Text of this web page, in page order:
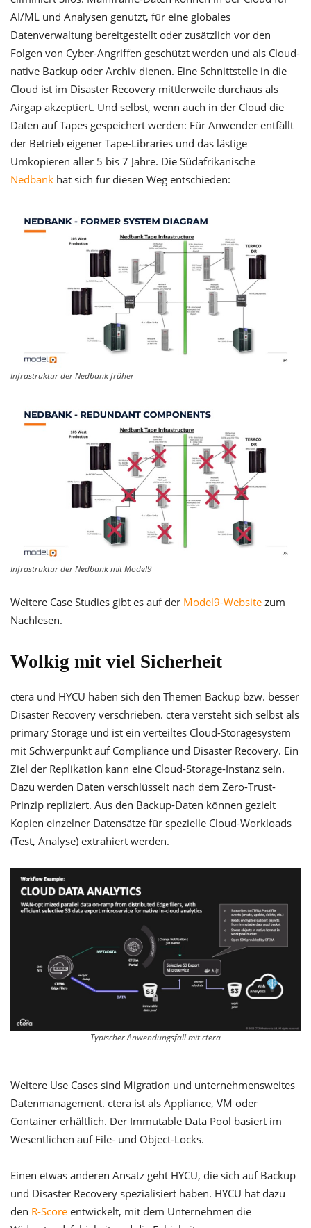
AI/ML und Analysen genutzt, für eine globales
Datenverwaltung bereitgestellt oder zusätzlich vor den
Folgen von Cyber-Angriffen geschützt werden und als Cloud-
native Backup oder Archiv dienen. Eine Schnittstelle in die
Cloud ist im Disaster Recovery mittlerweile durchaus als
Airgap akzeptiert. Und selbst, wenn auch in der Cloud die
Daten auf Tapes gespeichert werden: Für Anwender entfällt
der Betrieb eigener Tape-Libraries und das lästige
Umkopieren aller 5 bis 7 Jahre. Die Südafrikanische
Nedbank hat sich für diesen Weg entschieden:
Infrastruktur der Nedbank früher
Infrastruktur der Nedbank mit Model9
Weitere Case Studies gibt es auf der Model9-Website zum
Nachlesen.
Wolkig mit viel Sicherheit
ctera und HYCU haben sich den Themen Backup bzw. besser
Disaster Recovery verschrieben. ctera versteht sich selbst als
primary Storage und ist ein verteiltes Cloud-Storagesystem
mit Schwerpunkt auf Compliance und Disaster Recovery. Ein
Ziel der Replikation kann eine Cloud-Storage-Instanz sein.
Dazu werden Daten verschlüsselt nach dem Zero-Trust-
Prinzip repliziert. Aus den Backup-Daten können gezielt
Kopien einzelner Datensätze für spezielle Cloud-Workloads
(Test, Analyse) extrahiert werden.
Typischer Anwendungsfall mit ctera
Weitere Use Cases sind Migration und unternehmensweites
Datenmanagement. ctera ist als Appliance, VM oder
Container erhältlich. Der Immutable Data Pool basiert im
Wesentlichen auf File- und Object-Locks.
Einen etwas anderen Ansatz geht HYCU, die sich auf Backup
und Disaster Recovery spezialisiert haben. HYCU hat dazu
den R-Score entwickelt, mit dem Unternehmen die